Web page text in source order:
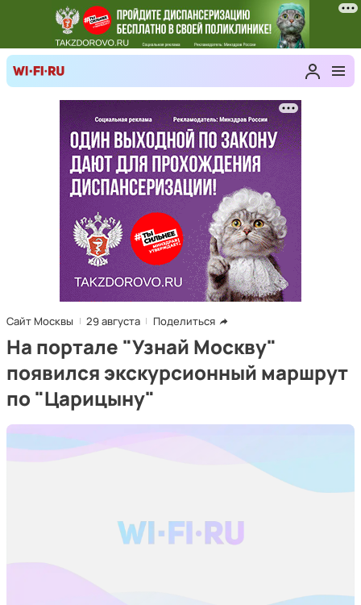
Сайт Москвы 29 августа Поделиться
На портале "Узнай Москву"
появился экскурсионный маршрут
по "Царицыну"